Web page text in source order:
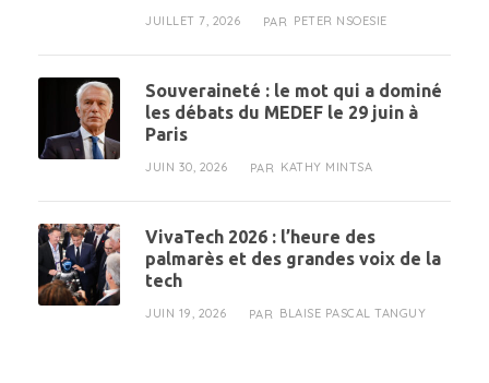
JUILLET 7, 2026 PAR PETER NSOESIE
Souveraineté : le mot qui a dominé
les débats du MEDEF le 29 juin à
Paris
JUIN 30, 2026 PAR KATHY MINTSA
VivaTech 2026 : l’heure des
palmarès et des grandes voix de la
tech
JUIN 19, 2026 PAR BLAISE PASCAL TANGUY